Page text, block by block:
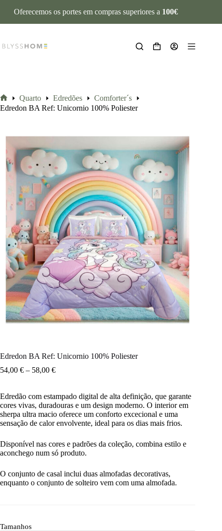
Oferecemos os portes em compras superiores a 100€
Quarto Edredões
Comforter´s
Edredon BA Ref: Unicornio 100% Poliester
Edredon BA Ref: Unicornio 100% Poliester
54,00 € – 58,00 €
Edredão com estampado digital de alta definição, que garante
cores vivas, duradouras e um design moderno. O interior em
sherpa ultra macio oferece um conforto excecional e uma
sensação de calor envolvente, ideal para os dias mais frios.
Disponível nas cores e padrões da coleção, combina estilo e
aconchego num só produto.
O conjunto de casal inclui duas almofadas decorativas,
enquanto o conjunto de solteiro vem com uma almofada.
Tamanhos